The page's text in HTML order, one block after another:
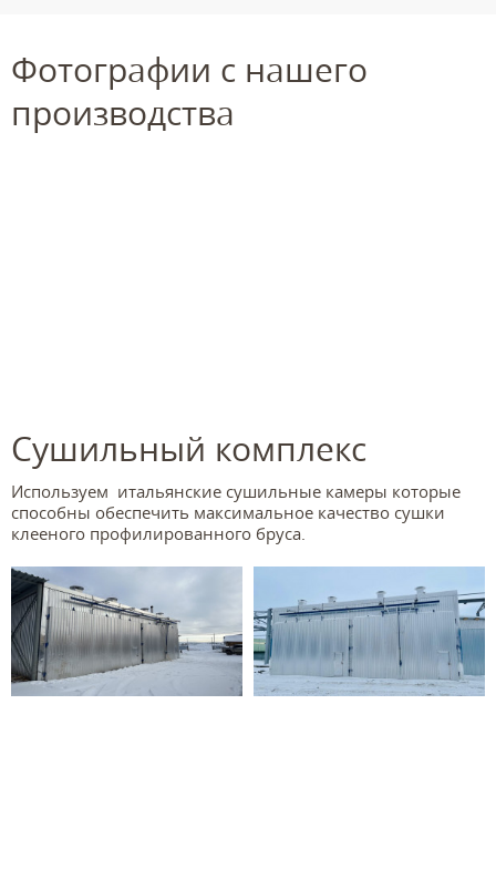
Фотографии с нашего
производства
Сушильный комплекс
Используем итальянские сушильные камеры которые
способны обеспечить максимальное качество сушки
клееного профилированного бруса.